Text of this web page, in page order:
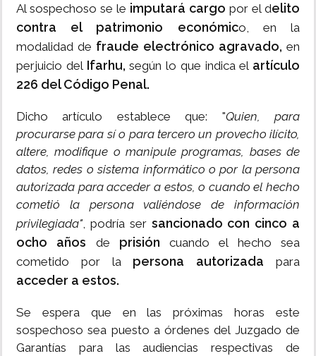
Al sospechoso se le imputará cargo por el delito
contra el patrimonio económico, en la
modalidad de fraude electrónico agravado, en
perjuicio del Ifarhu, según lo que indica el artículo
226 del Código Penal.
Dicho artículo establece que: "Quien, para
procurarse para sí o para tercero un provecho ilícito,
altere, modifique o manipule programas, bases de
datos, redes o sistema informático o por la persona
autorizada para acceder a estos, o cuando el hecho
cometió la persona valiéndose de información
privilegiada", podría ser sancionado con cinco a
ocho años de prisióncuando el hecho sea
cometido por la persona autorizadapara
acceder a estos.
Se espera que en las próximas horas este
sospechoso sea puesto a órdenes del Juzgado de
Garantías para las audiencias respectivas de